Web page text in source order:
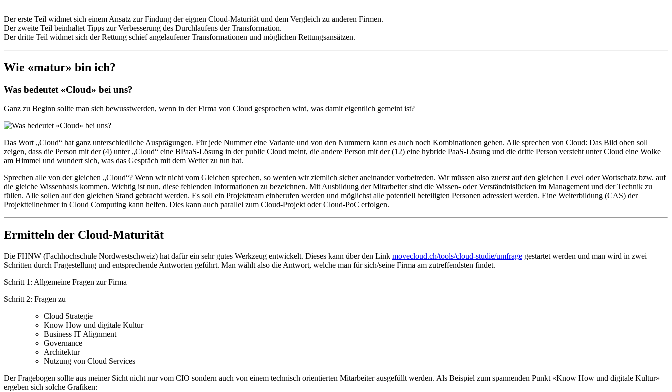
Der erste Teil widmet sich einem Ansatz zur Findung der eignen Cloud-Maturität und dem Vergleich zu anderen Firmen.
Der zweite Teil beinhaltet Tipps zur Verbesserung des Durchlaufens der Transformation.
Der dritte Teil widmet sich der Rettung schief angelaufener Transformationen und möglichen Rettungsansätzen.
Wie «matur» bin ich?
Was bedeutet «Cloud» bei uns?
Ganz zu Beginn sollte man sich bewusstwerden, wenn in der Firma von Cloud gesprochen wird, was damit eigentlich gemeint ist?
Das Wort „Cloud“ hat ganz unterschiedliche Ausprägungen. Für jede Nummer eine Variante und von den Nummern kann es auch noch Kombinationen geben. Alle sprechen von Cloud: Das Bild oben soll
zeigen, dass die Person mit der (4) unter „Cloud“ eine BPaaS-Lösung in der public Cloud meint, die andere Person mit der (12) eine hybride PaaS-Lösung und die dritte Person versteht unter Cloud eine Wolke
am Himmel und wundert sich, was das Gespräch mit dem Wetter zu tun hat.
Sprechen alle von der gleichen „Cloud“? Wenn wir nicht vom Gleichen sprechen, so werden wir ziemlich sicher aneinander vorbeireden. Wir müssen also zuerst auf den gleichen Level oder Wortschatz bzw. auf
die gleiche Wissenbasis kommen. Wichtig ist nun, diese fehlenden Informationen zu bezeichnen. Mit Ausbildung der Mitarbeiter sind die Wissen- oder Verständnislücken im Management und der Technik zu
füllen. Alle sollen auf den gleichen Stand gebracht werden. Es soll ein Projektteam einberufen werden und möglichst alle potentiell beteiligten Personen adressiert werden. Eine Weiterbildung (CAS) der
Projektteilnehmer in Cloud Computing kann helfen. Dies kann auch parallel zum Cloud-Projekt oder Cloud-PoC erfolgen.
Ermitteln der Cloud-Maturität
Die FHNW (Fachhochschule Nordwestschweiz) hat dafür ein sehr gutes Werkzeug entwickelt. Dieses kann über den Link movecloud.ch/tools/cloud-studie/umfrage gestartet werden und man wird in zwei
Schritten durch Fragestellung und entsprechende Antworten geführt. Man wählt also die Antwort, welche man für sich/seine Firma am zutreffendsten findet.
Schritt 1: Allgemeine Fragen zur Firma
Schritt 2: Fragen zu
Cloud Strategie
Know How und digitale Kultur
Business IT Alignment
Governance
Architektur
Nutzung von Cloud Services
Der Fragebogen sollte aus meiner Sicht nicht nur vom CIO sondern auch von einem technisch orientierten Mitarbeiter ausgefüllt werden. Als Beispiel zum spannenden Punkt «Know How und digitale Kultur»
ergeben sich solche Grafiken: